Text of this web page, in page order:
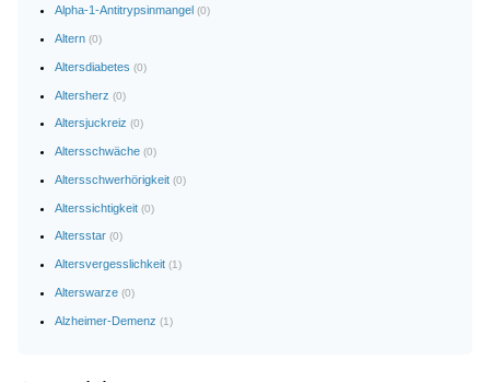
Alpha-1-Antitrypsinmangel (0)
Altern (0)
Altersdiabetes (0)
Altersherz (0)
Altersjuckreiz (0)
Altersschwäche (0)
Altersschwerhörigkeit (0)
Alterssichtigkeit (0)
Altersstar (0)
Altersvergesslichkeit (1)
Alterswarze (0)
Alzheimer-Demenz (1)